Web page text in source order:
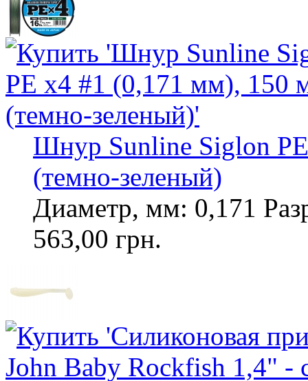
Шнур Sunline Siglon
(темно-зеленый)
Диаметр, мм: 0,171
563,00 грн.